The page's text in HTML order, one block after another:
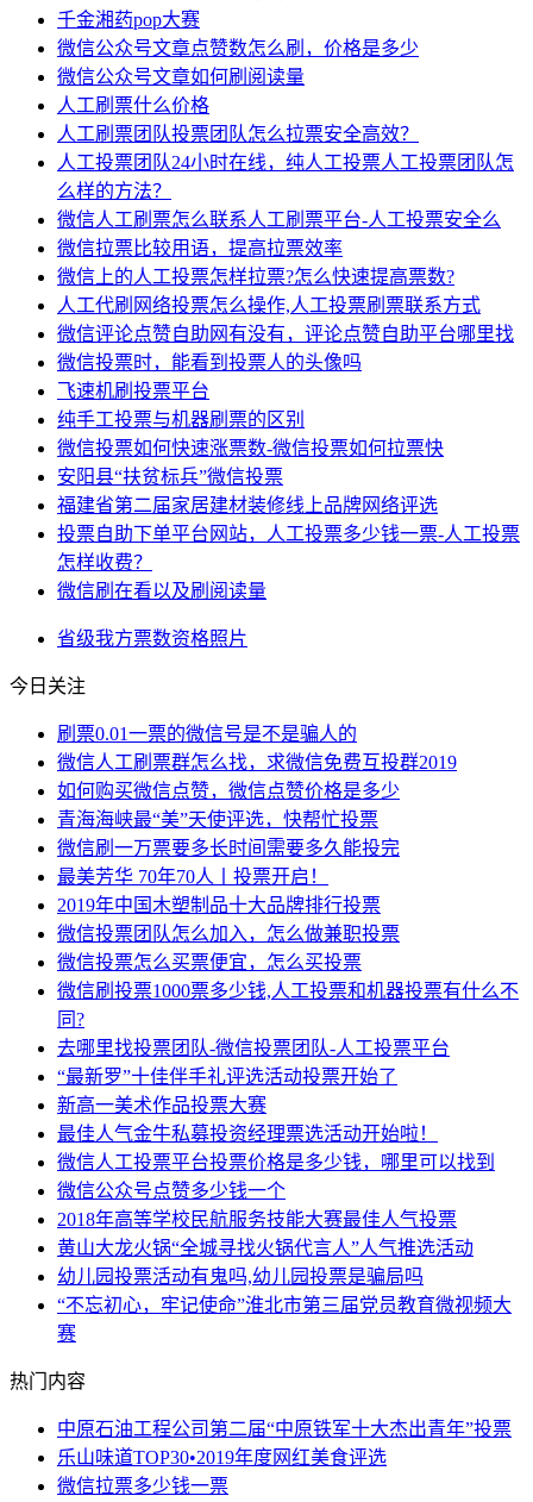
千金湘药pop大赛
微信公众号文章点赞数怎么刷，价格是多少
微信公众号文章如何刷阅读量
人工刷票什么价格
人工刷票团队投票团队怎么拉票安全高效？
人工投票团队24小时在线，纯人工投票人工投票团队怎
么样的方法？
微信人工刷票怎么联系人工刷票平台-人工投票安全么
微信拉票比较用语，提高拉票效率
微信上的人工投票怎样拉票?怎么快速提高票数?
人工代刷网络投票怎么操作,人工投票刷票联系方式
微信评论点赞自助网有没有，评论点赞自助平台哪里找
微信投票时，能看到投票人的头像吗
飞速机刷投票平台
纯手工投票与机器刷票的区别
微信投票如何快速涨票数-微信投票如何拉票快
安阳县“扶贫标兵”微信投票
福建省第二届家居建材装修线上品牌网络评选
投票自助下单平台网站，人工投票多少钱一票-人工投票
怎样收费？
微信刷在看以及刷阅读量
省级我方票数资格照片
今日关注
刷票0.01一票的微信号是不是骗人的
微信人工刷票群怎么找，求微信免费互投群2019
如何购买微信点赞，微信点赞价格是多少
青海海峡最“美”天使评选，快帮忙投票
微信刷一万票要多长时间需要多久能投完
最美芳华 70年70人丨投票开启！
2019年中国木塑制品十大品牌排行投票
微信投票团队怎么加入，怎么做兼职投票
微信投票怎么买票便宜，怎么买投票
微信刷投票1000票多少钱,人工投票和机器投票有什么不
同?
去哪里找投票团队-微信投票团队-人工投票平台
“最新罗”十佳伴手礼评选活动投票开始了
新高一美术作品投票大赛
最佳人气金牛私募投资经理票选活动开始啦！
微信人工投票平台投票价格是多少钱，哪里可以找到
微信公众号点赞多少钱一个
2018年高等学校民航服务技能大赛最佳人气投票
黄山大龙火锅“全城寻找火锅代言人”人气推选活动
幼儿园投票活动有鬼吗,幼儿园投票是骗局吗
“不忘初心，牢记使命”淮北市第三届党员教育微视频大
赛
热门内容
中原石油工程公司第二届“中原铁军十大杰出青年”投票
乐山味道TOP30•2019年度网红美食评选
微信拉票多少钱一票